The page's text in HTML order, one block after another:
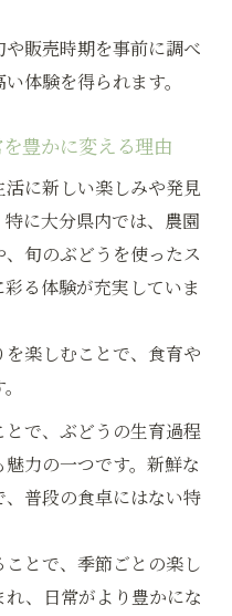
販売時期を事前に調べ
体験を得られます。
豊かに変える理由
に新しい楽しみや発見
に大分県内では、農園
旬のぶどうを使ったス
る体験が充実していま
楽しむことで、食育や
で、ぶどうの生育過程
力の一つです。新鮮な
普段の食卓にはない特
とで、季節ごとの楽し
、日常がより豊かにな